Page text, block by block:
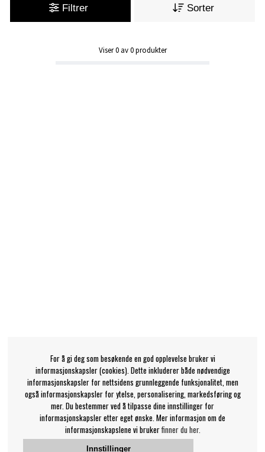
Filtrer Sorter
Viser0av0produkter
For å gi deg som besøkende en god opplevelse bruker vi
informasjonskapsler (cookies). Dette inkluderer både nødvendige
informasjonskapsler for nettsidens grunnleggende funksjonalitet, men
også informasjonskapsler for ytelse, personalisering, markedsføring og
mer. Du bestemmer ved å tilpasse dine innstillinger for
informasjonskapsler etter eget ønske. Mer informasjon om de
informasjonskapslene vi brukerfinner du her.
Innstillinger